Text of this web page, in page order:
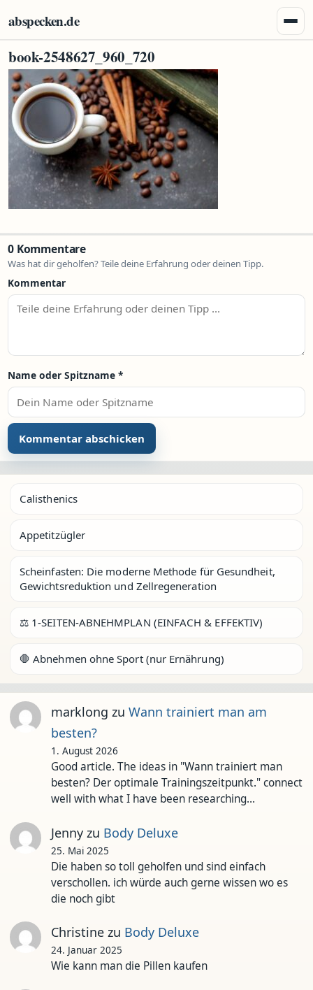
abspecken.de
book-2548627_960_720
0 Kommentare
Was hat dir geholfen? Teile deine Erfahrung oder deinen Tipp.
Kommentar
Name oder Spitzname *
Calisthenics
Appetitzügler
Scheinfasten: Die moderne Methode für Gesundheit,
Gewichtsreduktion und Zellregeneration
⚖️ 1-SEITEN-ABNEHMPLAN (EINFACH & EFFEKTIV)
🛑 Abnehmen ohne Sport (nur Ernährung)
marklong zu Wann trainiert man am
besten?
1. August 2026
Good article. The ideas in "Wann trainiert man
besten? Der optimale Trainingszeitpunkt." connect
well with what I have been researching…
Jennyzu Body Deluxe
25. Mai 2025
Die haben so toll geholfen und sind einfach
verschollen. ich würde auch gerne wissen wo es
die noch gibt
Christinezu Body Deluxe
24. Januar 2025
Wie kann man die Pillen kaufen